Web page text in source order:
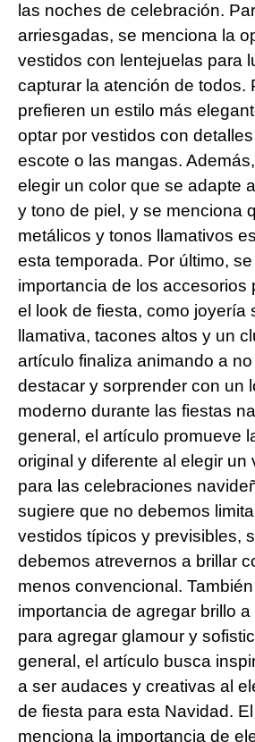
las noches de celebración.
arriesgadas, se menciona la
vestidos con lentejuelas para
capturar la atención de todos.
prefieren un estilo más
optar por vestidos con
escote o las mangas.
elegir un color que se adapte
y tono de piel, y se menciona
metálicos y tonos llamativos
esta temporada. Por último,
importancia de los accesorios
el look de fiesta, como joyería
llamativa, tacones altos y un
artículo finaliza animando a
destacar y sorprender con un
moderno durante las fiestas
general, el artículo promueve
original y diferente al elegir un
para las celebraciones
sugiere que no debemos
vestidos típicos y previsibles,
debemos atrevernos a brillar
menos convencional.
importancia de agregar brillo
para agregar glamour y
general, el artículo busca
a ser audaces y creativas al
de fiesta para esta Navidad.
menciona la importancia de